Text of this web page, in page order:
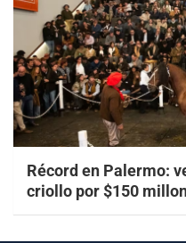
Récord en Palermo:
criollo por $150